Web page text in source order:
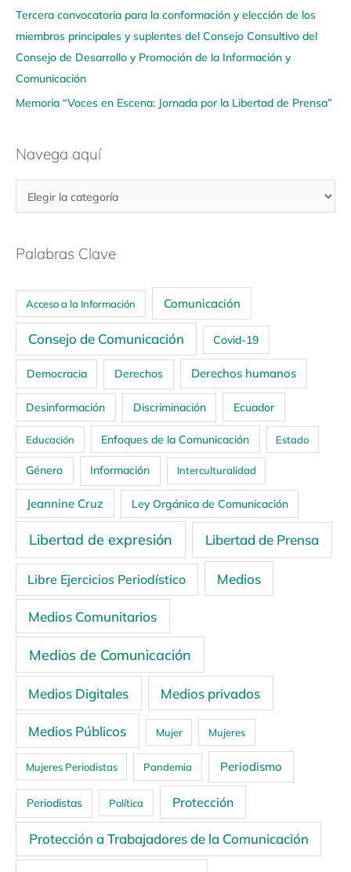
Tercera convocatoria para la conformación y elección de los
miembros principales y suplentes del Consejo Consultivo del
Consejo de Desarrollo y Promoción de la Información y
Comunicación
Memoria “Voces en Escena: Jornada por la Libertad de Prensa”
Navega aquí
Palabras Clave
Acceso a la Información Comunicación
Consejo de Comunicación Covid-19
Democracia Derechos Derechos humanos
Desinformación Discriminación Ecuador
Educación Enfoques de la Comunicación Estado
Género Información Interculturalidad
Jeannine Cruz Ley Orgánica de Comunicación
Libertad de expresión Libertad de Prensa
Libre Ejercicios Periodístico Medios
Medios Comunitarios
Medios de Comunicación
Medios Digitales Medios privados
Medios Públicos Mujer Mujeres
Mujeres Periodistas Pandemia Periodismo
Periodistas Política Protección
Protección a Trabajadores de la Comunicación